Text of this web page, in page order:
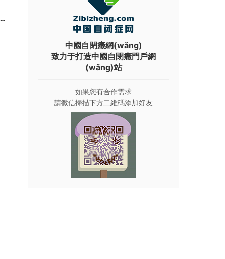
孩子之間的深厚友誼。 {感覺統(tǒng)合失調(diào)
月，聯(lián)合國大會決定將每年的
腦電波反饋訓練騙局，鄒小兵有話要說。 《自閉
自閉癥有哪些典型癥狀？—下一篇:自閉癥應該如
兒童往往以僵化和僵化的方式應對日常生
對生物體卻缺乏興趣。 孩子們經(jīng)?？
奁苊馀c父母目光接觸。
兒童自閉癥的原因是什么?—下一篇：抑郁癥的癥
自從1942年凱納醫(yī)生給自閉癥定名之
后，醫(yī)學上給它定義是自閉癥譜系障
礙，簡稱叫ASD，它是一種嚴重的發(fā)
育障礙，可以引起嚴重的社交、溝通和行
為的障礙。
真假自閉癥孩子有什么區(qū)別？—下一篇:生長發(fā)育
中國自閉癥網(wǎng)
致力于打造中國自閉癥門戶網
(wǎng)站
如果您有合作需求
請微信掃描下方二維碼添加好友